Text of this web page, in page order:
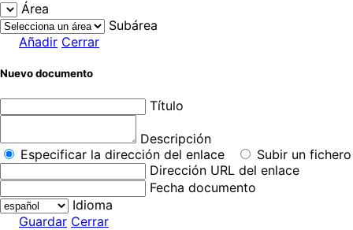
Área
Subárea
Añadir Cerrar
Nuevo documento
Título
Descripción
Especificar la dirección del enlace
Subir un fichero
Dirección URL del enlace
Fecha documento
Idioma
Guardar Cerrar